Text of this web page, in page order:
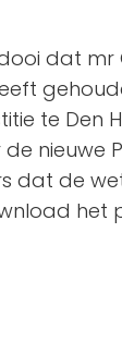
dat
te
nieuwe
dat de
het